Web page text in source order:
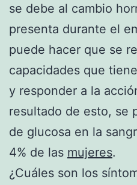
se debe al cambio
presenta durante el
puede hacer que se
capacidades que
y responder a la
resultado de esto, se
de glucosa en la
4% de las mujeres.
¿Cuáles son los